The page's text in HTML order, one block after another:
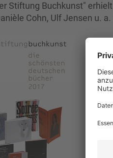
Stiftung Buchkunst"
Cohn, Ulf Jensen u.